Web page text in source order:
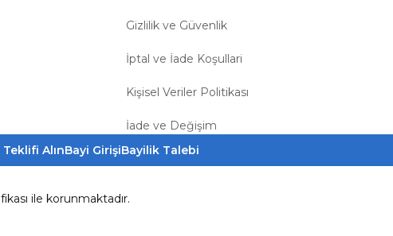
Gizlilik ve Güvenlik
İptal ve İade Koşullari
Kişisel Veriler Politikası
İade ve Değişim
AlınBayi GirişiBayilik Talebi
ile korunmaktadır.